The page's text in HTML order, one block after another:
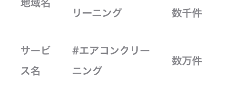
リーニング
数千件
サービ
ス名
#エアコンクリー
ニング
数万件